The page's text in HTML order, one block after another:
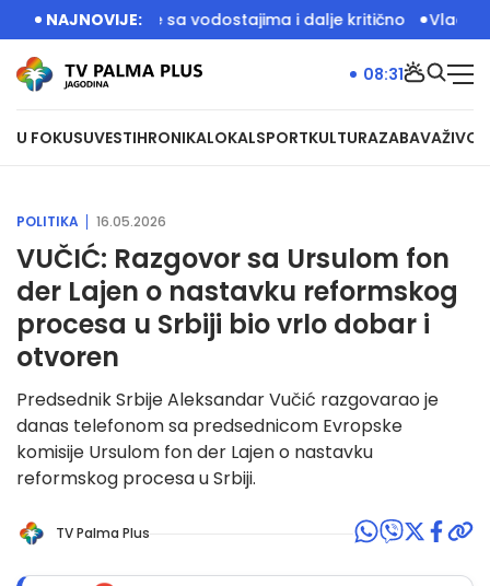
NAJNOVIJE:
aktivno, stanje sa vodostajima i dalje kritično Vlada
U FOKUSUVESTIHRONIKALOKALSPORTKULTURAZABAVAŽIVOT
08:31
POLITIKA 16.05.2026
VUČIĆ: Razgovor sa Ursulom fon
der Lajen o nastavku reformskog
procesa u Srbiji bio vrlo dobar i
otvoren
Predsednik Srbije Aleksandar Vučić razgovarao je
danas telefonom sa predsednicom Evropske
komisije Ursulom fon der Lajen o nastavku
reformskog procesa u Srbiji.
TV Palma Plus